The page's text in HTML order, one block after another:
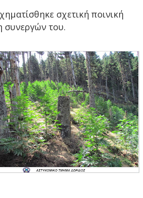
σχετική ποινική
συνεργών του.